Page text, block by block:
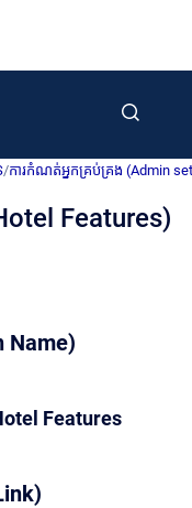
/ការកំណត់អ្នកគ្រប់គ្រង (Admin
Features)
Name)
Features